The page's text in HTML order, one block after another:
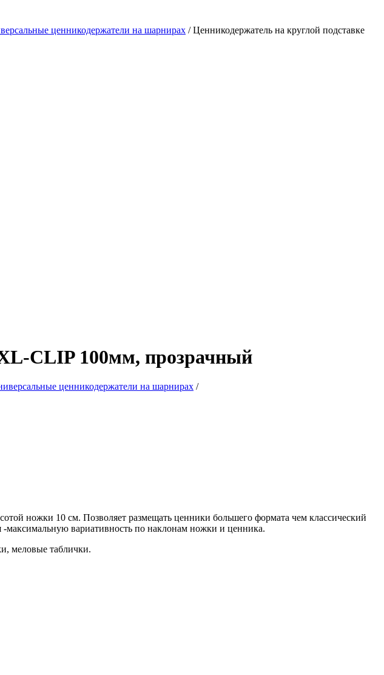
ценникодержатели на шарнирах / Ценникодержатель на круглой подставке
CLIP 100мм, прозрачный
ценникодержатели на шарнирах /
ножки 10 см. Позволяет размещать ценники большего формата чем классический
максимальную вариативность по наклонам ножки и ценника.
меловые таблички.